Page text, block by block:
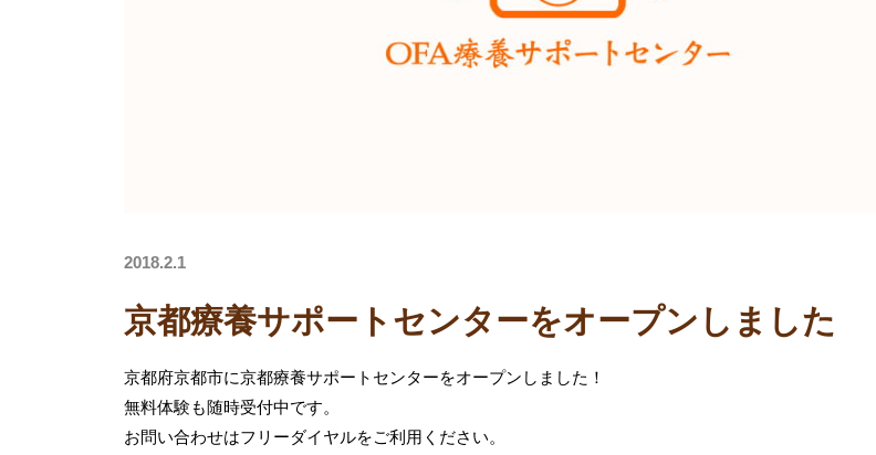
2018.2.1
京都療養サポートセンターをオープンしました
京都府京都市に京都療養サポートセンターをオープンしました！
無料体験も随時受付中です。
お問い合わせはフリーダイヤルをご利用ください。